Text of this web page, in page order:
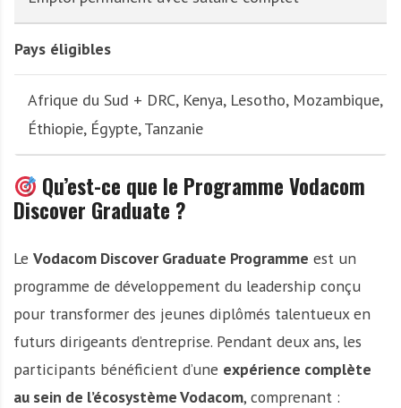
Pays éligibles
Afrique du Sud + DRC, Kenya, Lesotho, Mozambique,
Éthiopie, Égypte, Tanzanie
Qu’est-ce que le Programme Vodacom
Discover Graduate ?
Le Vodacom Discover Graduate Programme est un
programme de développement du leadership conçu
pour transformer des jeunes diplômés talentueux en
futurs dirigeants d’entreprise. Pendant deux ans, les
participants bénéficient d’une expérience complète
au sein de l’écosystème Vodacom, comprenant :